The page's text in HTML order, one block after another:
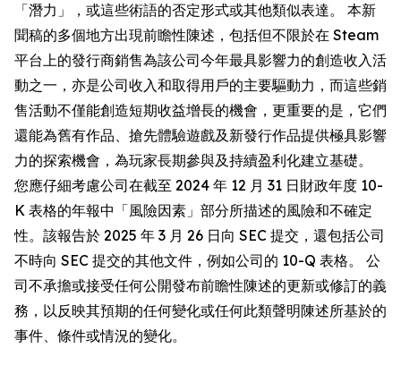
「潛力」，或這些術語的否定形式或其他類似表達。 本新
聞稿的多個地方出現前瞻性陳述，包括但不限於在 Steam
平台上的發行商銷售為該公司今年最具影響力的創造收入活
動之一，亦是公司收入和取得用戶的主要驅動力，而這些銷
售活動不僅能創造短期收益增長的機會，更重要的是，它們
還能為舊有作品、搶先體驗遊戲及新發行作品提供極具影響
力的探索機會，為玩家長期參與及持續盈利化建立基礎。
您應仔細考慮公司在截至 2024 年 12 月 31 日財政年度 10-
K 表格的年報中「風險因素」部分所描述的風險和不確定
性。該報告於 2025 年 3 月 26 日向 SEC 提交，還包括公司
不時向 SEC 提交的其他文件，例如公司的 10-Q 表格。 公
司不承擔或接受任何公開發布前瞻性陳述的更新或修訂的義
務，以反映其預期的任何變化或任何此類聲明陳述所基於的
事件、條件或情況的變化。